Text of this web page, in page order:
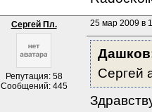
Сергей Пл.
Репутация: 58
Сообщений: 445
25 мар 2009 в
Сергей